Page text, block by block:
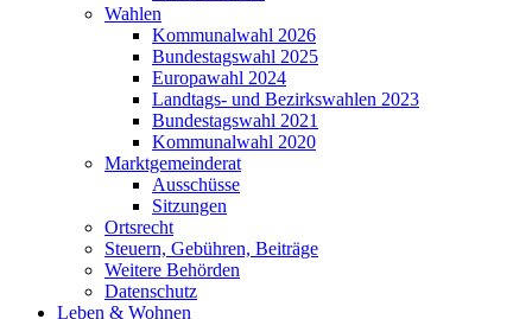
Wahlen
Kommunalwahl 2026
Bundestagswahl 2025
Europawahl 2024
Landtags- und Bezirkswahlen 2023
Bundestagswahl 2021
Kommunalwahl 2020
Marktgemeinderat
Ausschüsse
Sitzungen
Ortsrecht
Steuern, Gebühren, Beiträge
Weitere Behörden
Datenschutz
Leben & Wohnen